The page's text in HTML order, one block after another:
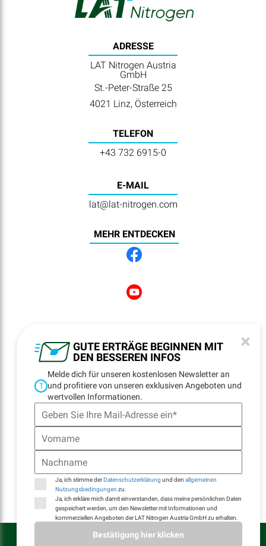
GUTE ERTRÄGE BEGINNEN MIT
DEN BESSEREN INFOS
×
1
Melde dich für unseren kostenlosen Newsletter an
und profitiere von unseren exklusiven Angeboten und
wertvollen Informationen.
Ja, ich stimme derDatenschutzerklärung und den allgemeinen
Nutzungsbedingungen zu.
Ja, ich erkläre mich damit einverstanden, dass meine persönlichen Daten
gespeichert werden, um den Newsletter mit Informationen und
kommerziellen Angeboten der LAT Nitrogen Austria GmbH zu erhalten.
Bestätigung hier klicken
ADRESSE
LAT Nitrogen Austria
GmbH
St.-Peter-Straße 25
4021 Linz, Österreich
TELEFON
+43 732 6915-0
E-MAIL
lat@lat-nitrogen.com
MEHR ENTDECKEN
REGISTRATION
NAVIGATION
Startseite
Standorte
E-Billing
LAT Nitrogen Austria GmbH © Alle Rechte vorbehalten